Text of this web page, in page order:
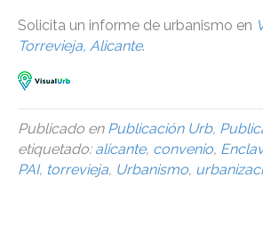
Solicita un informe de urbanismo en
Torrevieja, Alicante.
Publicado en Publicación Urb,
etiquetado: alicante, convenio,
PAI, torrevieja, Urbanismo,